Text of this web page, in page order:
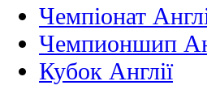
Чемпіонат
Чемпионшип
Кубок Англії